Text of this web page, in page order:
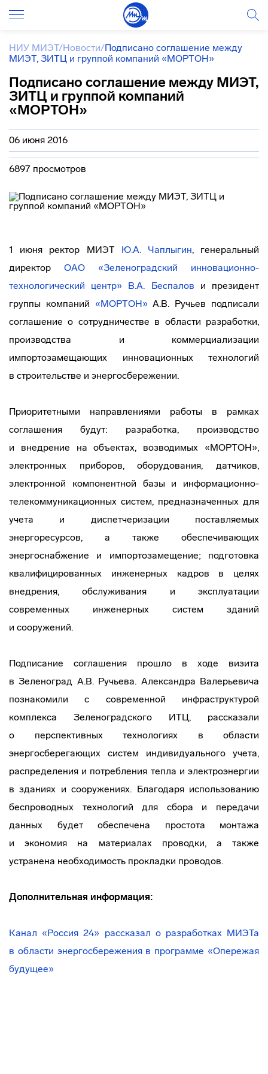
НИУ МИЭТ/Новости/Подписано соглашение между
МИЭТ, ЗИТЦ и группой компаний «МОРТОН»
Подписано соглашение между МИЭТ,
ЗИТЦ и группой компаний
«МОРТОН»
06 июня 2016
6897 просмотров
1 июня ректор МИЭТ Ю.А. Чаплыгин, генеральный
директор ОАО «Зеленоградский инновационно-
технологический центр» В.А. Беспалов и президент
группы компаний «МОРТОН» А.В. Ручьев подписали
соглашение о сотрудничестве в области разработки,
производства и коммерциализации
импортозамещающих инновационных технологий
в строительстве и энергосбережении.
Приоритетными направлениями работы в рамках
соглашения будут: разработка, производство
и внедрение на объектах, возводимых «МОРТОН»,
электронных приборов, оборудования, датчиков,
электронной компонентной базы и информационно-
телекоммуникационных систем, предназначенных для
учета и диспетчеризации поставляемых
энергоресурсов, а также обеспечивающих
энергоснабжение и импортозамещение; подготовка
квалифицированных инженерных кадров в целях
внедрения, обслуживания и эксплуатации
современных инженерных систем зданий
и сооружений.
Подписание соглашения прошло в ходе визита
в Зеленоград А.В. Ручьева. Александра Валерьевича
познакомили с современной инфраструктурой
комплекса Зеленоградского ИТЦ, рассказали
о перспективных технологиях в области
энергосберегающих систем индивидуального учета,
распределения и потребления тепла и электроэнергии
в зданиях и сооружениях. Благодаря использованию
беспроводных технологий для сбора и передачи
данных будет обеспечена простота монтажа
и экономия на материалах проводки, а также
устранена необходимость прокладки проводов.
Дополнительная информация:
Канал «Россия 24» рассказал о разработках МИЭТа
в области энергосбережения в программе «Опережая
будущее»